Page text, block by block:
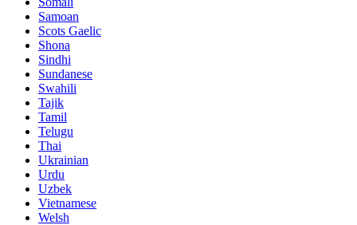
Samoan
Scots Gaelic
Shona
Sindhi
Sundanese
Swahili
Tajik
Tamil
Telugu
Thai
Ukrainian
Urdu
Uzbek
Vietnamese
Welsh